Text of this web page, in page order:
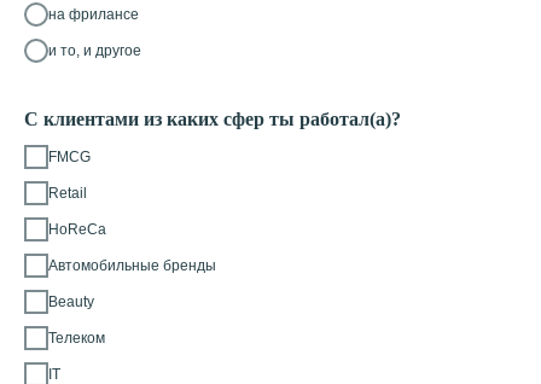
на фрилансе
и то, и другое
С клиентами из каких сфер ты работал(а)?
FMCG
Retail
HoReCa
Автомобильные бренды
Beauty
Телеком
IT